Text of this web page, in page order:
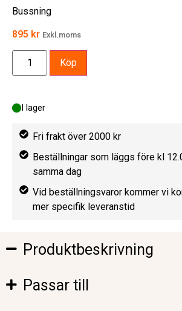
Bussning
895 kr Exkl.moms
I lager
Köp
Fri frakt över 2000 kr
Beställningar som läggs före kl
samma dag
Vid beställningsvaror kommer vi
mer specifik leveranstid
Produktbeskrivning
Passar till